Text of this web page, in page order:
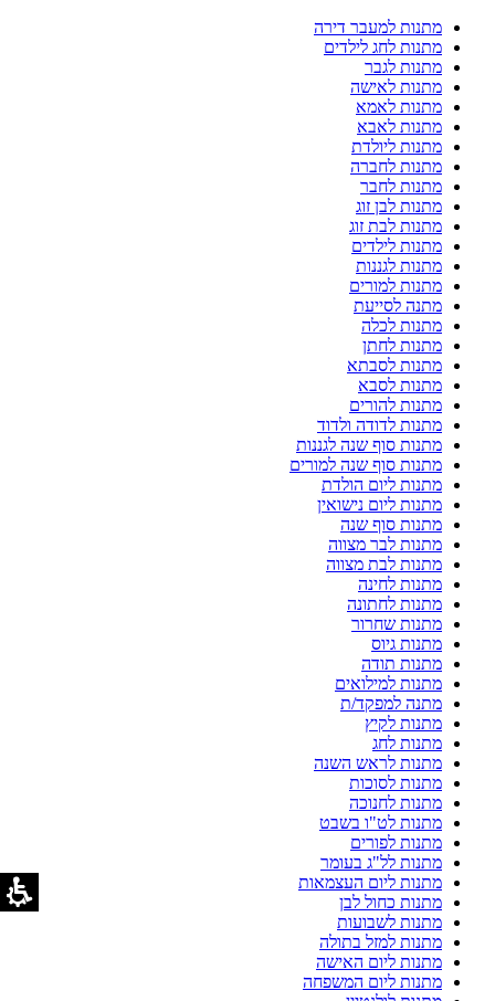
מתנות למעבר דירה
מתנות לחג לילדים
מתנות לגבר
מתנות לאישה
מתנות לאמא
מתנות לאבא
מתנות ליולדת
מתנות לחברה
מתנות לחבר
מתנות לבן זוג
מתנות לבת זוג
מתנות לילדים
מתנות לגננות
מתנות למורים
מתנה לסייעת
מתנות לכלה
מתנות לחתן
מתנות לסבתא
מתנות לסבא
מתנות להורים
מתנות לדודה ולדוד
מתנות סוף שנה לגננות
מתנות סוף שנה למורים
מתנות ליום הולדת
מתנות ליום נישואין
מתנות סוף שנה
מתנות לבר מצווה
מתנות לבת מצווה
מתנות לחינה
מתנות לחתונה
מתנות שחרור
מתנות גיוס
מתנות תודה
מתנות למילואים
מתנה למפקד/ת
מתנות לקיץ
מתנות לחג
מתנות לראש השנה
מתנות לסוכות
מתנות לחנוכה
מתנות לט"ו בשבט
מתנות לפורים
מתנות לל"ג בעומר
מתנות ליום העצמאות
מתנות כחול לבן
מתנות לשבועות
מתנות למזל בתולה
מתנות ליום האישה
מתנות ליום המשפחה